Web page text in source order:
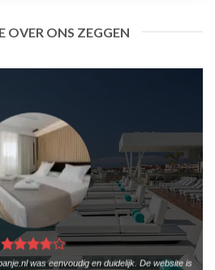
OVER ONS ZEGGEN
was eenvoudig en duidelijk. De website is